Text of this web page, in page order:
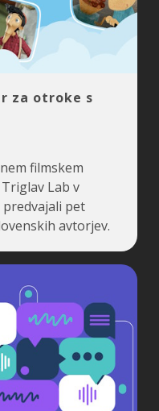
za otroke s
filmskem
Lab v
pet
avtorjev.